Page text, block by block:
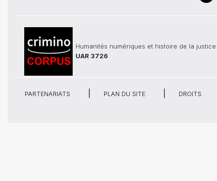
Humanités numériques et histoire de la justice
UAR 3726
PARTENARIATS PLAN DU SITE DROITS